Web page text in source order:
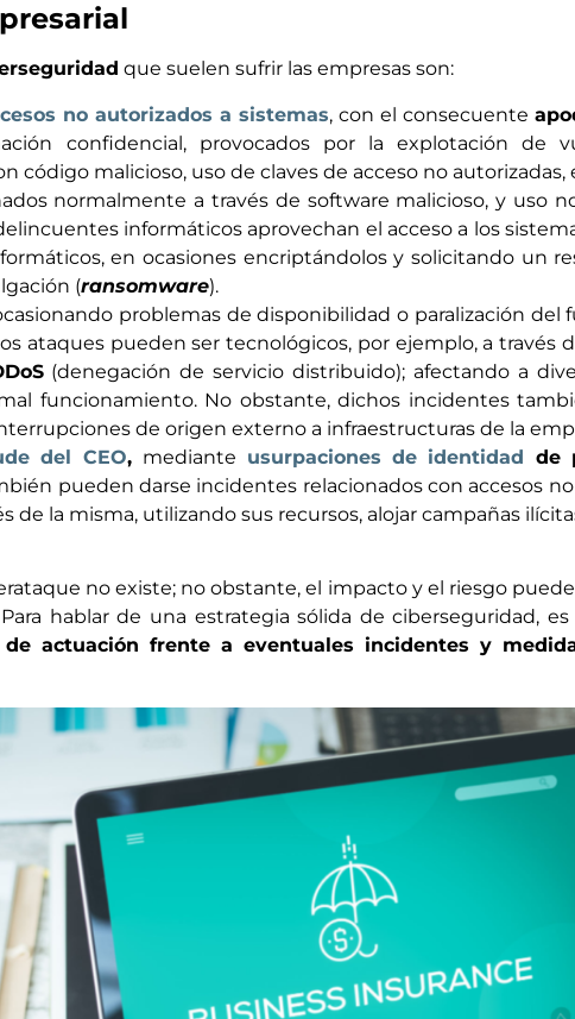
que suelen sufrir las empresas son:
no autorizados a sistemas, con el consecuente
confidencial, provocados por la explotación de
código malicioso, uso de claves de acceso no autorizadas,
normalmente a través de software malicioso, y uso
informáticos aprovechan el acceso a los
en ocasiones encriptándolos y solicitando un
(ransomware).
problemas de disponibilidad o paralización del
ataques pueden ser tecnológicos, por ejemplo, a través
(denegación de servicio distribuido); afectando a
funcionamiento. No obstante, dichos incidentes
de origen externo a infraestructuras de la
del CEO, mediante usurpaciones de identidad de
pueden darse incidentes relacionados con accesos
de la misma, utilizando sus recursos, alojar campañas
no existe; no obstante, el impacto y el riesgo
hablar de una estrategia sólida de ciberseguridad,
de actuación frente a eventuales incidentes y